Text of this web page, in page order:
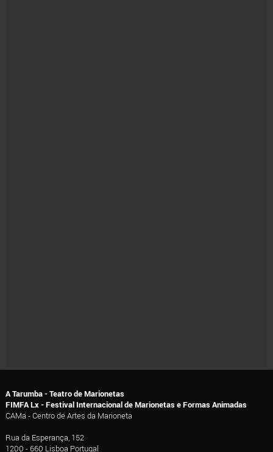
A Tarumba - Teatro de Marionetas
FIMFA Lx - Festival Internacional de Marionetas e Formas Animadas
CAMa - Centro de Artes da Marioneta
Rua da Esperança, 152
1200 - 660 Lisboa Portugal